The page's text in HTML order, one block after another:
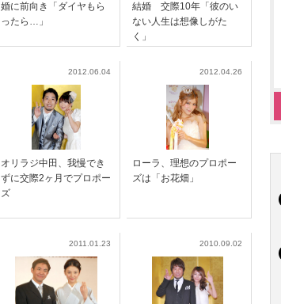
婚に前向き「ダイヤもら
ったら…」
結婚 交際10年「彼のい
ない人生は想像しがた
く」
2012.06.04
オリラジ中田、我慢でき
ずに交際2ヶ月でプロポー
ズ
2012.04.26
ローラ、理想のプロポー
ズは「お花畑」
2011.01.23 2010.09.02